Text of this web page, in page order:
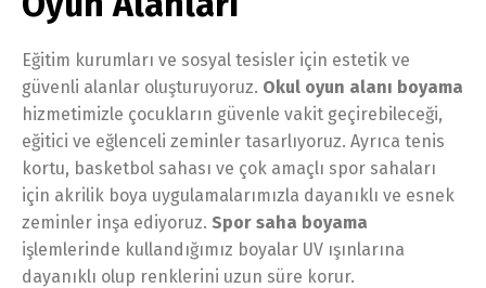
Eğitim kurumları ve sosyal tesisler için estetik ve
güvenli alanlar oluşturuyoruz. Okul oyun alanı boyama
hizmetimizle çocukların güvenle vakit geçirebileceği,
eğitici ve eğlenceli zeminler tasarlıyoruz. Ayrıca tenis
kortu, basketbol sahası ve çok amaçlı spor sahaları
için akrilik boya uygulamalarımızla dayanıklı ve esnek
zeminler inşa ediyoruz. Spor saha boyama
işlemlerinde kullandığımız boyalar UV ışınlarına
dayanıklı olup renklerini uzun süre korur.